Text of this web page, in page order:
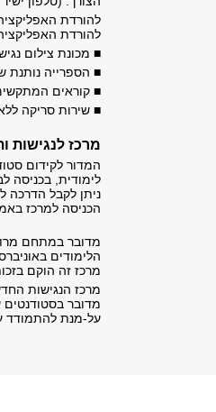
להורדת
להורדת
■ מכונת צילום
​■ הספרייה נותנת
​■ קוראים
■ שירות סריקה
מרכז לנגישות
המדור לקידום
לימודית, בכניסה
ניתן לקבל הדרכה
הכניסה למרכז
מדובר במתחם
הלימודים
מרכז זה הוקם
מרכז הנגישות החדש מאפשר
מדובר
על-מנת להתמודד